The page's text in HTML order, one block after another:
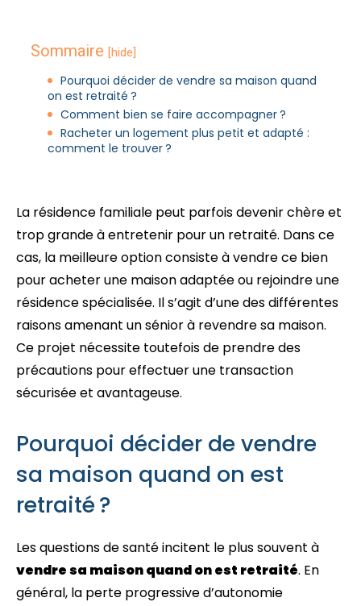
Sommaire [hide]
Pourquoi décider de vendre sa maison quand
on est retraité ?
Comment bien se faire accompagner ?
Racheter un logement plus petit et adapté :
comment le trouver ?
La résidence familiale peut parfois devenir chère et
trop grande à entretenir pour un retraité. Dans ce
cas, la meilleure option consiste à vendre ce bien
pour acheter une maison adaptée ou rejoindre une
résidence spécialisée. Il s’agit d’une des différentes
raisons amenant un sénior à revendre sa maison.
Ce projet nécessite toutefois de prendre des
précautions pour effectuer une transaction
sécurisée et avantageuse.
Pourquoi décider de vendre
sa maison quand on est
retraité ?
Les questions de santé incitent le plus souvent à
vendre sa maison quand on est retraité. En
général, la perte progressive d’autonomie